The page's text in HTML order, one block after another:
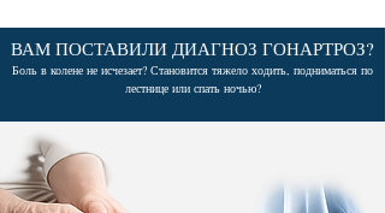
ВАМ ПОСТАВИЛИ ДИАГНОЗ ГОНАРТРОЗ?
Боль в колене не исчезает? Становится тяжело ходить, подниматься по
лестнице или спать ночью?